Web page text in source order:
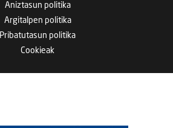
Aniztasun politika
Argitalpen politika
Pribatutasun politika
Cookieak